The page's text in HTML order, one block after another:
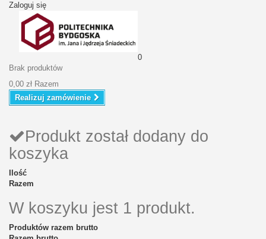
Zaloguj się
0
Brak produktów
0,00 zł Razem
Realizuj zamówienie
Produkt został dodany do
koszyka
Ilość
Razem
W koszyku jest 1 produkt.
Produktów razem brutto